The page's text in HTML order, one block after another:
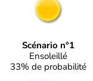
Scénario n°1
Ensoleillé
33% de probabilité